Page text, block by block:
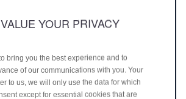
MAINTAL
YOUR PRIVACY
bring you the best experience and to
of our communications with you. Your
to us, we will only use the data for which
except for essential cookies that are